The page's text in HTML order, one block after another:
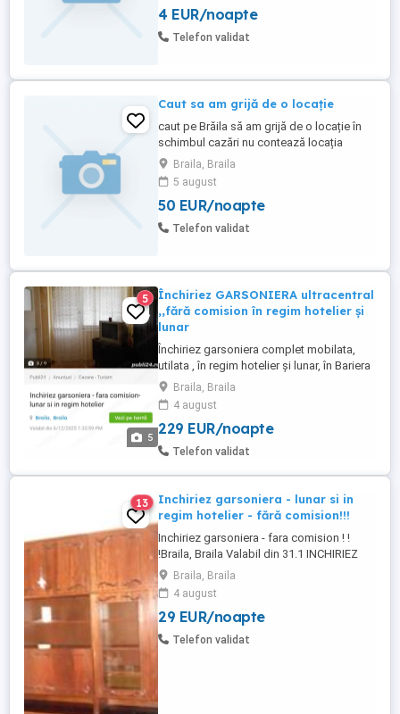
Zugrăveli Disponibil imediat Disponibil și
pentru Deplasări doar in Tara dacă e cazu
4 EUR/noapte
Telefon validat
Caut sa am grijă de o locație
caut pe Brăila să am grijă de o locație în
schimbul cazări nu contează locația
priceput la toate. Sunt deschis pentru ori
ce fel de propunere din partea voastră
Braila, Braila
5 august
50 EUR/noapte
Telefon validat
5
5
Închiriez GARSONIERA ultracentral
,,fără comision în regim hotelier și
lunar
Închiriez garsoniera complet mobilata,
utilata , în regim hotelier și lunar, în Bariera
Călărași, ultracentral. fara comision.
Persoana fizica .
Braila, Braila
4 august
229 EUR/noapte
Telefon validat
13
Inchiriez garsoniera - lunar si in
regim hotelier - fără comision!!!
Inchiriez garsoniera - fara comision ! !
!Braila, Braila Valabil din 31.1 INCHIRIEZ
GARSONIERA - FARA COMISION ! ! ! 1000
lei PE LUNA SI IN REGIM HOTELIER 150 LEI
PE ZI DescriereBraila,inchiriez garsoniera
,situata in zona ultracentrala,ansamblul
rezidential Hipodrom Pietatii,in cea mai
Braila, Braila
4 august
29 EUR/noapte
Telefon validat